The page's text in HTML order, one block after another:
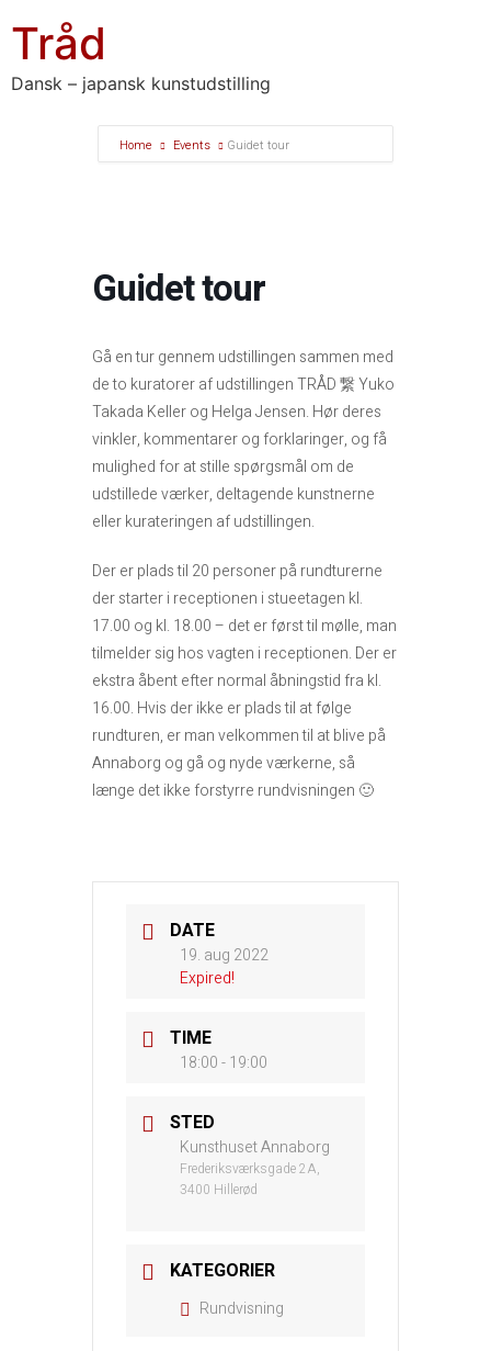
Tråd
Dansk – japansk kunstudstilling
Home Events Guidet tour
Guidet tour
Gå en tur gennem udstillingen sammen med
de to kuratorer af udstillingen TRÅD 繋 Yuko
Takada Keller og Helga Jensen. Hør deres
vinkler, kommentarer og forklaringer, og få
mulighed for at stille spørgsmål om de
udstillede værker, deltagende kunstnerne
eller kurateringen af udstillingen.
Der er plads til 20 personer på rundturerne
der starter i receptionen i stueetagen kl.
17.00 og kl. 18.00 – det er først til mølle, man
tilmelder sig hos vagten i receptionen. Der er
ekstra åbent efter normal åbningstid fra kl.
16.00. Hvis der ikke er plads til at følge
rundturen, er man velkommen til at blive på
Annaborg og gå og nyde værkerne, så
længe det ikke forstyrre rundvisningen 🙂
DATE
19. aug 2022
Expired!
TIME
18:00 - 19:00
STED
Kunsthuset Annaborg
Frederiksværksgade 2A,
3400 Hillerød
KATEGORIER
Rundvisning